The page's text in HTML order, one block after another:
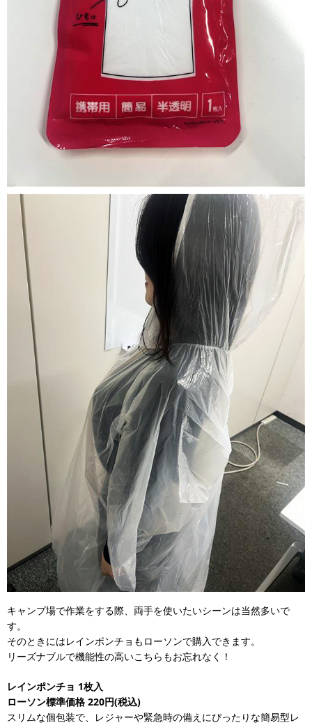
キャンプ場で作業をする際、両手を使いたいシーンは当然多いで
す。
そのときにはレインポンチョもローソンで購入できます。
リーズナブルで機能性の高いこちらもお忘れなく！
レインポンチョ 1枚入
ローソン標準価格 220円(税込)
スリムな個包装で、レジャーや緊急時の備えにぴったりな簡易型レ